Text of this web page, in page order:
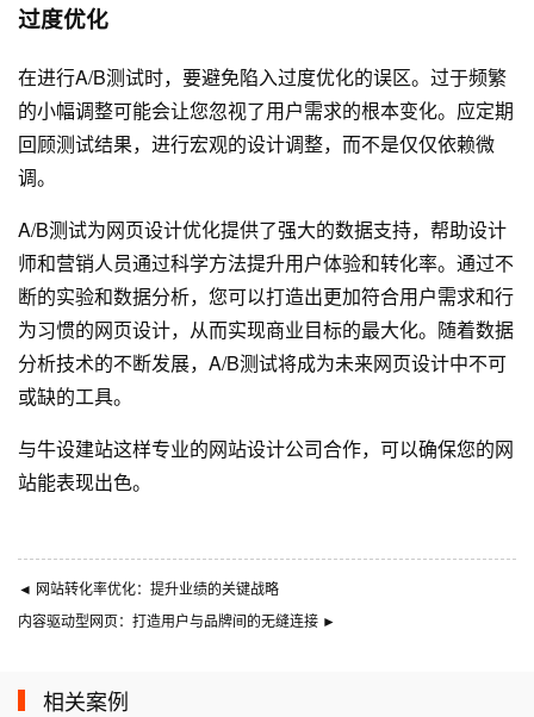
过度优化
在进行A/B测试时，要避免陷入过度优化的误区。过于频繁
的小幅调整可能会让您忽视了用户需求的根本变化。应定期
回顾测试结果，进行宏观的设计调整，而不是仅仅依赖微
调。
A/B测试为网页设计优化提供了强大的数据支持，帮助设计
师和营销人员通过科学方法提升用户体验和转化率。通过不
断的实验和数据分析，您可以打造出更加符合用户需求和行
为习惯的网页设计，从而实现商业目标的最大化。随着数据
分析技术的不断发展，A/B测试将成为未来网页设计中不可
或缺的工具。
与牛设建站这样专业的网站设计公司合作，可以确保您的网
站能表现出色。
◄ 网站转化率优化：提升业绩的关键战略
内容驱动型网页：打造用户与品牌间的无缝连接 ►
相关案例